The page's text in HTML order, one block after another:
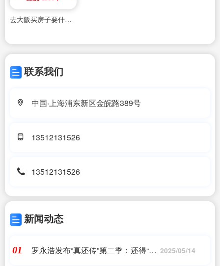
去大阪买房子要什么条件才能入籍
联系我们
中国·上海浦东新区金皖路389号
13512131526
13512131526
新闻动态
01
罗永浩发布“真还传”第二季：还得“实 2025/05/14